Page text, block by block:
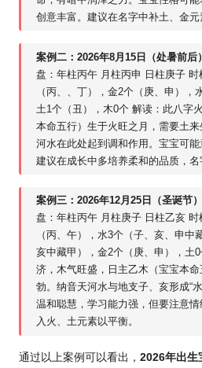
创意丰富。建议在名字中补土、金元
案例二：2026年8月15日（处暑前后
盘：年柱丙午 月柱丙申 日柱庚子
（丙、、丁），金2个（庚、申），
土1个（丑），木0个 解读：此八字
本命五行）生于火旺之月，需要土
河水在此处起到调和作用。宝宝可能
建议在成长中多培养柔和的品质，名
案例三：2026年12月25日（圣诞节
盘：年柱丙午 月柱庚子 日柱乙亥
（丙、午），水3个（子、亥、申中
亥中藏甲），金2个（庚、申），土
济，木气旺盛，日主乙木（宝宝本
勃。纳音天河水与地支子、亥形成“
温和聪慧，学习能力强，但要注意
入火、土元素以平衡。
通过以上案例可以看出， 2026年出生